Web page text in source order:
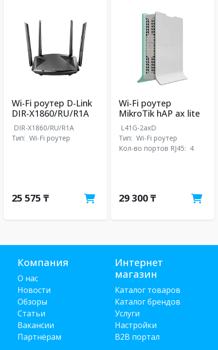
Wi-Fi роутер D-Link
DIR-X1860/RU/R1A
DIR-X1860/RU/R1A
Тип: Wi-Fi роутер
25 575 ₸
Wi-Fi роутер
MikroTik hAP ax lite
L41G-2axD
Тип: Wi-Fi роутер
Кол-во портов RJ45: 4
29 300 ₸
Компания
О нас
Новости
Обзоры
Статьи
Вакансии
Партнёрам
Интернет
магазин
Каталог товаров
Каталог брендов
Услуги
Настройки
B2B портал